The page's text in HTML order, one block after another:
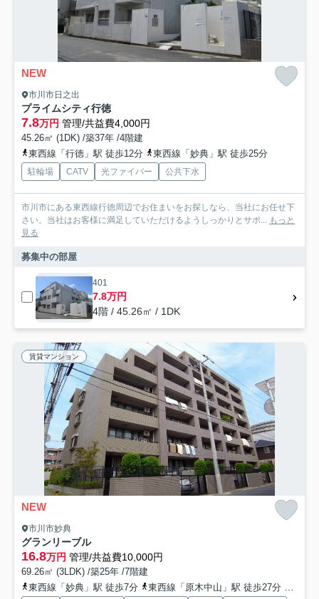
NEW
市川市日之出
プライムシティ行徳
7.8万円 管理/共益費4,000円
45.26㎡ (1DK) /築37年 /4階建
東西線「行徳」駅 徒歩12分
東西線「妙典」駅 徒歩25分
駐輪場 CATV 光ファイバー 公共下水
市川市にある東西線行徳周辺でお住まいをお探しなら、当社にお任せ下
さい。当社はお客様に満足していただけるようしっかりとサポ... もっと
見る
募集中の部屋
401
7.8万円
4階 / 45.26㎡ / 1DK
賃貸マンション
NEW
市川市妙典
グランリーブル
16.8万円 管理/共益費10,000円
69.26㎡ (3LDK) /築25年 /7階建
東西線「妙典」駅 徒歩7分
東西線「原木中山」駅 徒歩27分